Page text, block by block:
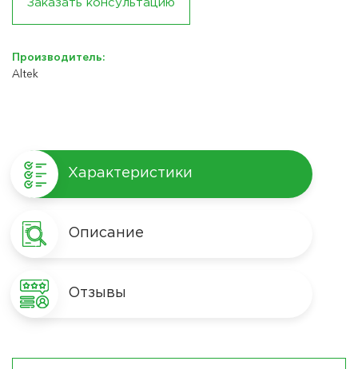
Заказать консультацию
Производитель:
Altek
Характеристики
Описание
Отзывы